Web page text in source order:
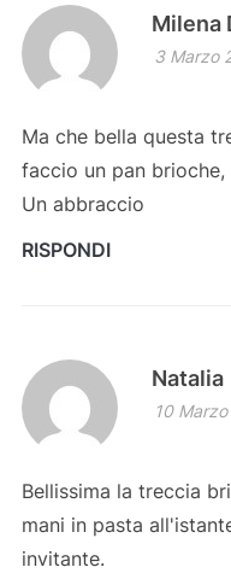
Milena
3 Marzo
Ma che bella questa
faccio un pan
Un abbraccio
RISPONDI
Natalia
10
Bellissima la treccia
mani in pasta
invitante.